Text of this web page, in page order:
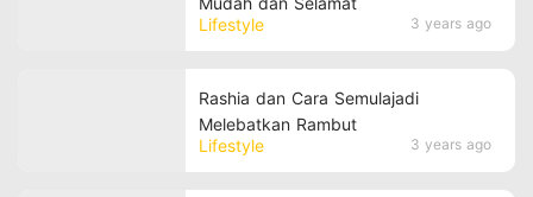
Lifestyle 3 years ago
Lifestyle 3 years ago
Rashia dan Cara Semulajadi
Melebatkan Rambut